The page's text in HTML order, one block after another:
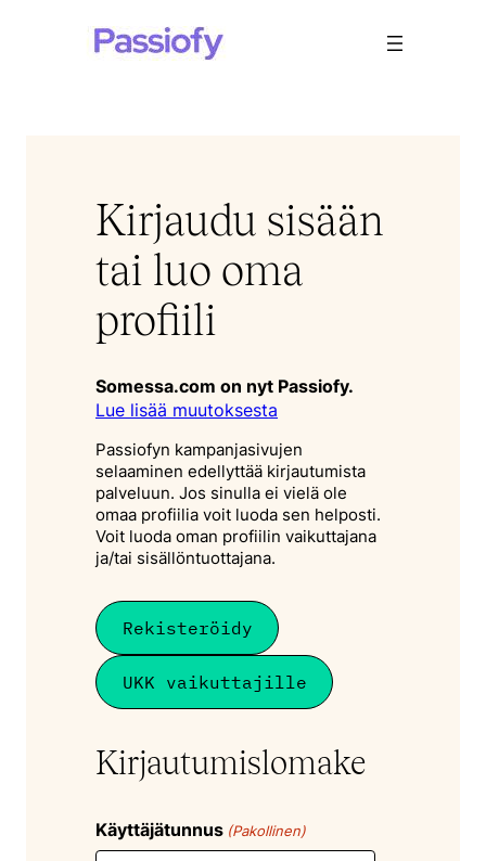
Kirjaudu sisään
tai luo oma
profiili
Somessa.com on nyt Passiofy.
Lue lisää muutoksesta
Passiofyn kampanjasivujen
selaaminen edellyttää kirjautumista
palveluun. Jos sinulla ei vielä ole
omaa profiilia voit luoda sen helposti.
Voit luoda oman profiilin vaikuttajana
ja/tai sisällöntuottajana.
Rekisteröidy
UKK vaikuttajille
Kirjautumislomake
Käyttäjätunnus (Pakollinen)